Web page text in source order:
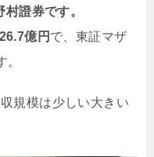
證券です。
億円 で、東証マザ
規模は少しい大きい